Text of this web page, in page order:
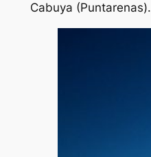
Cabuya (Puntarenas).